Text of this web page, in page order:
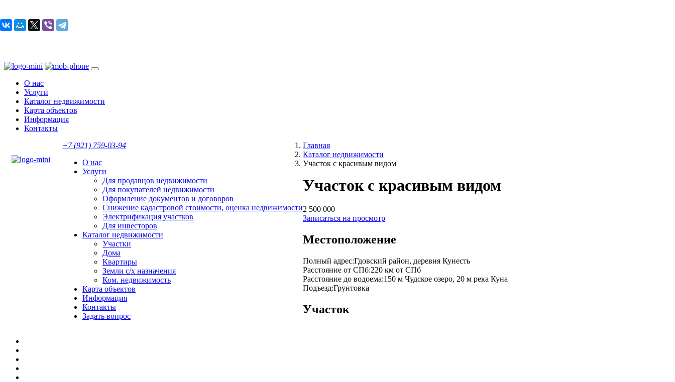
О нас
Услуги
Каталог недвижимости
Карта объектов
Информация
Контакты
+7 (921) 759-03-94
О нас
Услуги
Для продавцов недвижимости
Для покупателей недвижимости
Оформление документов и договоров
Снижение кадастровой стоимости, оценка недвижимости
Электрификация участков
Для инвесторов
Каталог недвижимости
Участки
Дома
Квартиры
Земли с/х назначения
Ком. недвижимость
Карта объектов
Информация
Контакты
Задать вопрос
Главная
Каталог недвижимости
Участок с красивым видом
Участок с красивым видом
2 500 000
Записаться на просмотр
Местоположение
Полный адрес:Гдовский район, деревня Кунесть
Расстояние от СПб:220 км от СПб
Расстояние до водоема:150 м Чудское озеро, 20 м река Куна
Подъезд:Грунтовка
Участок